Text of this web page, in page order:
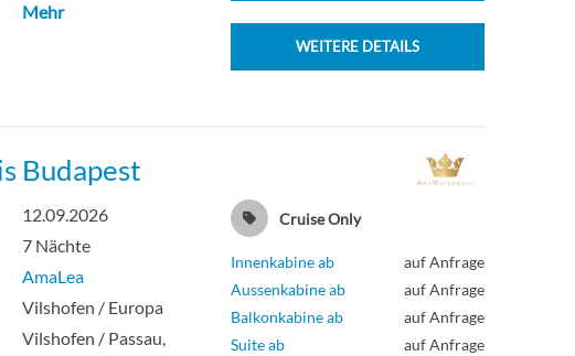
Mehr
WEITERE DETAILS
Budapest
12.09.2026
7 Nächte
AmaLea
Vilshofen / Europa
Vilshofen / Passau,
Cruise Only
Innenkabine ab
auf Anfrage
Aussenkabine ab
auf Anfrage
Balkonkabine ab
auf Anfrage
Suite ab
auf Anfrage